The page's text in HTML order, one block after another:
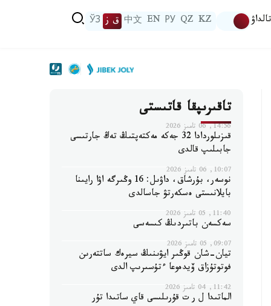
تالداۋ KZ
QZ
РУ
EN
中文 ق ز ЎЗ
تاقىرىپقا قاتىستى
14:56, 06 تامىز 2026
قىزىلوردادا 32 جەكە مەكتەپتىڭ تەڭ جارتىسى
جابىلىپ قالدى
10:07, 06 تامىز 2026
نوسەر، بۇرشاق، داۋىل: 16 وڭىرگە اۋا رايىنا
بايلانىستى ەسكەرتۋ جاسالدى
11:40, 05 تامىز 2026
سەكسەن باتىردىڭ كىسەسى
09:07, 05 تامىز 2026
تيان-شان قوڭىر ايۋىنىڭ سيرەك ساتتەرىن
فوتوتۇزاق ۆيدەوعا ءتۇسىرىپ الدى
11:42, 04 تامىز 2026
الماتىدا ل ر ت قۇرىلىسى قاي ساتىدا تۇر